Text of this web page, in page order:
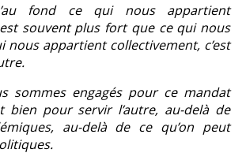
fond ce qui nous appartient
souvent plus fort que ce qui nous
nous appartient collectivement, c’est
sommes engagés pour ce mandat
bien pour servir l’autre, au-delà de
au-delà de ce qu’on peut